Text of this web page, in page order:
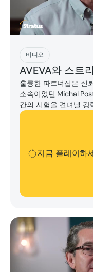
비디오
AVEVA와 스트
훌륭한 파트너십은 신
소속이었던 Michal
간의 시험을 견뎌낼 강
더십과 혁신 문화를 어
지금 플레이하
지금 플레이하세요
지금 플레이하세요